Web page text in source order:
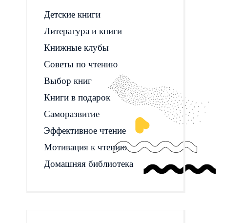
Детские книги
Литература и книги
Книжные клубы
Советы по чтению
Выбор книг
Книги в подарок
Саморазвитие
Эффективное чтение
Мотивация к чтению
Домашняя библиотека